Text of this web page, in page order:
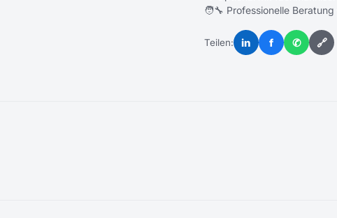
🧑‍🔧 Professionelle
Teilen: in f ✆ 🔗